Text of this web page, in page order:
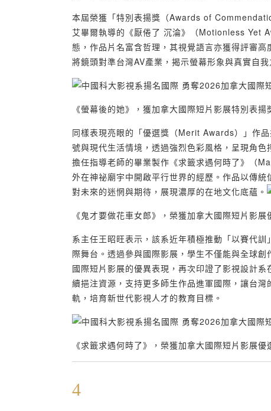
本屆榮獲「特別表揚獎（Awards of
艾畢爾執導的《厭倦了 沉淪》（Motionless Yet
態，作品片名富含哲理，其視覺語言亦獲得評審
將鏡頭對準台灣AV產業，揭示螢幕形象與真實自
《螢幕後的她》，獲加拿大國際短片影展特別表揚
同樣表現亮眼的「優選獎（Merit Awards）」作
號與現代生活情境，透過強烈色彩風格，呈現角
擔任指導老師的畢業製作《求籤求遇何時了》（
外在神祕廟宇中開啟平行世界的經歷。作品以傳
對未來的迷惘與期待，展現濃厚的在地文化底蘊。
《鬼才要做花車女郎》，榮獲加拿大國際短片影展
系主任王昭旺表示，該系近年積極推動「以賽代
際舞台。透過參與國際影展，學生不僅能與全球
國際短片影展的優異表現，再次印證了影視設計
續挹注資源，支持更多師生作品進軍國際，讓台
軌，培育新世代影視人才的教育目標。
《求籤求遇何時了》，榮獲加拿大國際短片影展優